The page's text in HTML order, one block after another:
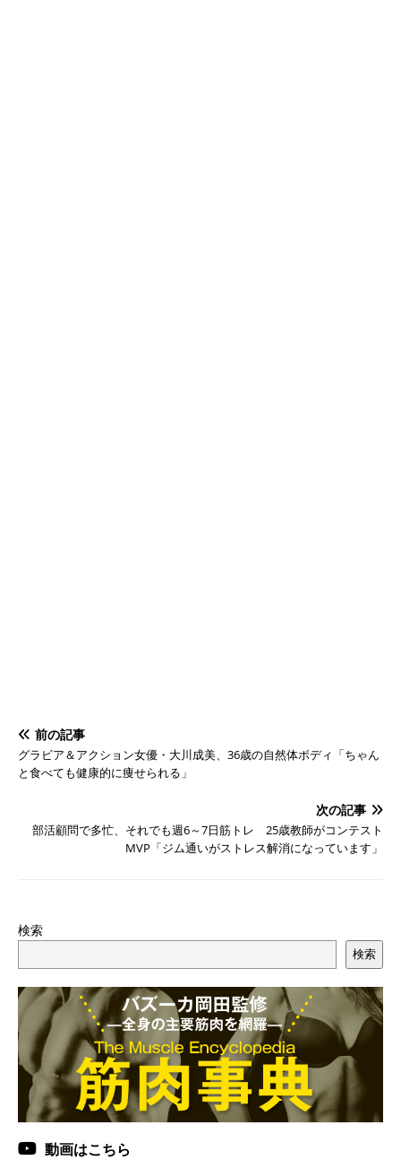
前の記事
グラビア＆アクション女優・大川成美、36歳の自然体ボディ「ちゃん
と食べても健康的に痩せられる」
次の記事
部活顧問で多忙、それでも週6～7日筋トレ 25歳教師がコンテスト
MVP「ジム通いがストレス解消になっています」
検索
検索
動画はこちら